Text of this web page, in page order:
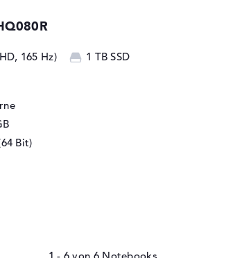
165 Hz)
1 TB SSD
Bit)